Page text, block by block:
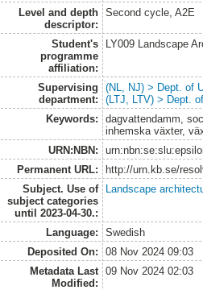
Level and depth
descriptor:
Second cycle, A2E
Student's
programme
affiliation:
LY009 Landscape
Supervising
department:
(NL, NJ) > Dept. of
(LTJ, LTV) > Dept.
Keywords:
dagvattendamm,
inhemska växter,
URN:NBN:
Permanent URL:
http://urn.kb.se/
Subject. Use of
subject categories
until 2023-04-30.:
Landscape
Language:
Swedish
Deposited On:
08 Nov 2024 09:03
Metadata Last
Modified:
09 Nov 2024 02:03